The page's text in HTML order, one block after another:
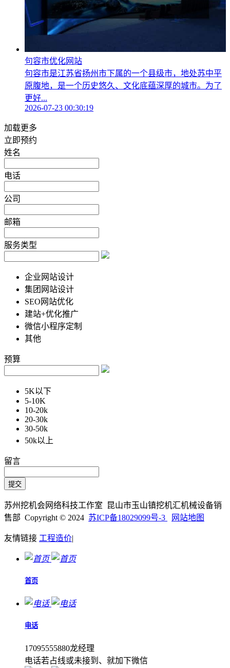
句容市优化网站
句容市是江苏省扬州市下属的一个县级市，地处苏中平
原腹地，是一个历史悠久、文化底蕴深厚的城市。为了
更好...
2026-07-23 00:30:19
加载更多
立即预约
姓名
电话
公司
邮箱
服务类型
企业网站设计
集团网站设计
SEO网站优化
建站+优化推广
微信小程序定制
其他
预算
5K以下
5-10K
10-20k
20-30k
30-50k
50k以上
留言
苏州挖机会网络科技工作室 昆山市玉山镇挖机汇机械设备销
售部 Copyright © 2024 苏ICP备18029099号-3 网站地图
友情链接 工程造价|
首页
电话
17095555880龙经理
电话若占线或未接到、就加下微信